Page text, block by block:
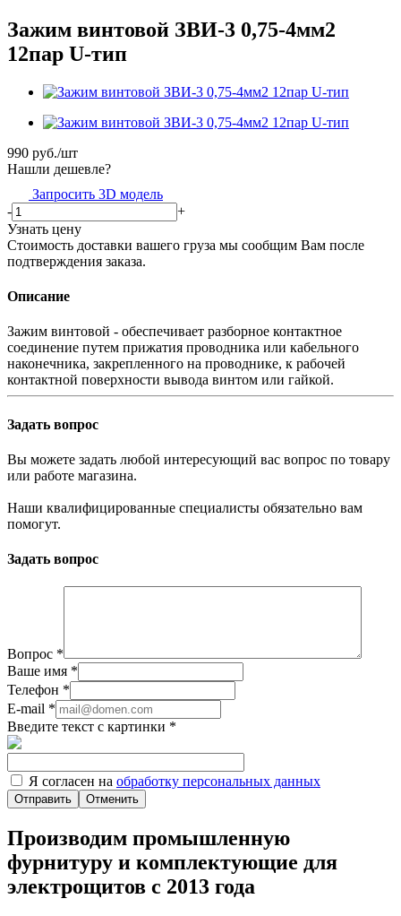
Зажим винтовой ЗВИ-3 0,75-4мм2
12пар U-тип
990 руб./шт
Нашли дешевле?
Запросить 3D модель
-
+
Узнать цену
Стоимость доставки вашего груза мы сообщим Вам после
подтверждения заказа.
Описание
Зажим винтовой - обеспечивает разборное контактное
соединение путем прижатия проводника или кабельного
наконечника, закрепленного на проводнике, к рабочей
контактной поверхности вывода винтом или гайкой.
Задать вопрос
Вы можете задать любой интересующий вас вопрос по товару
или работе магазина.
Наши квалифицированные специалисты обязательно вам
помогут.
Задать вопрос
Вопрос *
Ваше имя *
Телефон *
E-mail *
Введите текст с картинки *
Я согласен на обработку персональных данных
Отменить
Производим промышленную
фурнитуру и комплектующие для
электрощитов с 2013 года